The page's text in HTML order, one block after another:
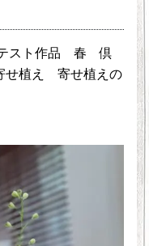
スト作品 春
倶
せ植え
寄せ植えの